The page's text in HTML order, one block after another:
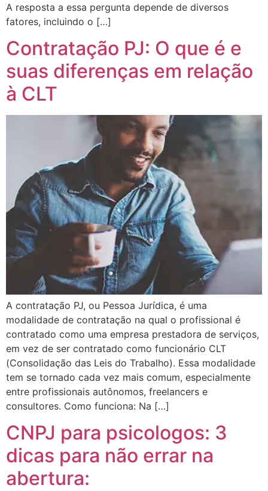
A resposta a essa pergunta depende de diversos
fatores, incluindo o […]
Contratação PJ: O que é e
suas diferenças em relação
à CLT
A contratação PJ, ou Pessoa Jurídica, é uma
modalidade de contratação na qual o profissional é
contratado como uma empresa prestadora de serviços,
em vez de ser contratado como funcionário CLT
(Consolidação das Leis do Trabalho). Essa modalidade
tem se tornado cada vez mais comum, especialmente
entre profissionais autônomos, freelancers e
consultores. Como funciona: Na […]
CNPJ para psicologos: 3
dicas para não errar na
abertura: